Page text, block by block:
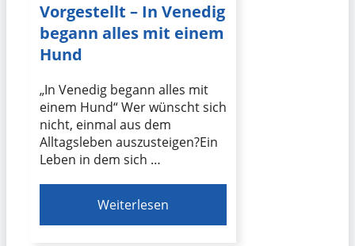
Vorgestellt – In Venedig
begann alles mit einem
Hund
„In Venedig begann alles mit
einem Hund“ Wer wünscht sich
nicht, einmal aus dem
Alltagsleben auszusteigen?Ein
Leben in dem sich …
Weiterlesen